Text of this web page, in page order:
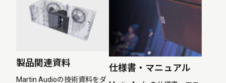
製品関連資料
Martin Audioの技術資料をダ
仕様書・マニュアル